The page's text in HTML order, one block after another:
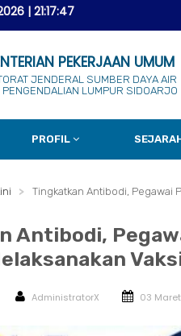
| 21:17:48
PEKERJAAN UMUM
JENDERAL SUMBER DAYA AIR
PENGENDALIAN LUMPUR SIDOARJO
PROFIL
Tingkatkan Antibodi, Pegawai
Antibodi,
AdministratorX 03